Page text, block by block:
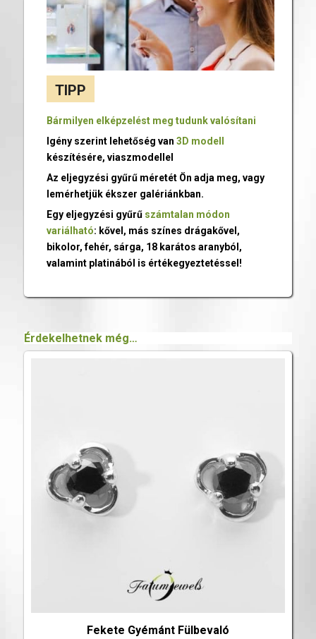
TIPP
Bármilyen elképzelést meg tudunk valósítani
Igény szerint lehetőség van 3D modell
készítésére, viaszmodellel
Az eljegyzési gyűrű méretét Ön adja meg, vagy
lemérhetjük ékszer galériánkban.
Egy eljegyzési gyűrű számtalan módon
variálható: kővel, más színes drágakővel,
bikolor, fehér, sárga, 18 karátos aranyból,
valamint platinából is értékegyeztetéssel!
Érdekelhetnek még…
Fekete Gyémánt Fülbevaló